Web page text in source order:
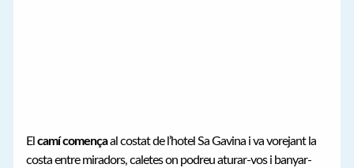
El camí començaal costat de l’hotel Sa Gavina i va vorejant la
costa entre miradors, caletes on podreu aturar-vos i banyar-